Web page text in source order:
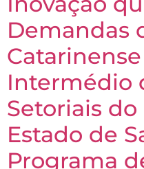
Demandas
Intermédio
Setoriais
Estado de
Programa